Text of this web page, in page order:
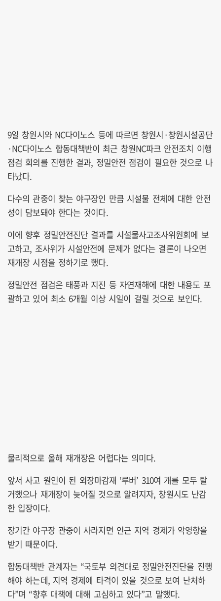
9일 창원시와 NC다이노스 등에 따르면 창원시·창원시설공단
·NC다이노스 합동대책반이 최근 창원NC파크 안전조치 이행
점검 회의를 진행한 결과, 정밀안전 점검이 필요한 것으로 나
타났다.
다수의 관중이 찾는 야구장인 만큼 시설물 전체에 대한 안전
성이 담보돼야 한다는 것이다.
이에 향후 정밀안전진단 결과를 시설물사고조사위원회에 보
고하고, 조사위가 시설안전에 문제가 없다는 결론이 나오면
재개장 시점을 정하기로 했다.
정밀안전 점검은 태풍과 지진 등 자연재해에 대한 내용도 포
괄하고 있어 최소 6개월 이상 시일이 걸릴 것으로 보인다.
물리적으로 올해 재개장은 어렵다는 의미다.
앞서 사고 원인이 된 외장마감재 ‘루버’ 310여 개를 모두 탈
거했으나 재개장이 늦어질 것으로 알려지자, 창원시도 난감
한 입장이다.
장기간 야구장 관중이 사라지면 인근 지역 경제가 악영향을
받기 때문이다.
합동대책반 관계자는 “국토부 의견대로 정밀안전진단을 진행
해야 하는데, 지역 경제에 타격이 있을 것으로 보여 난처하
다”며 “향후 대책에 대해 고심하고 있다”고 말했다.